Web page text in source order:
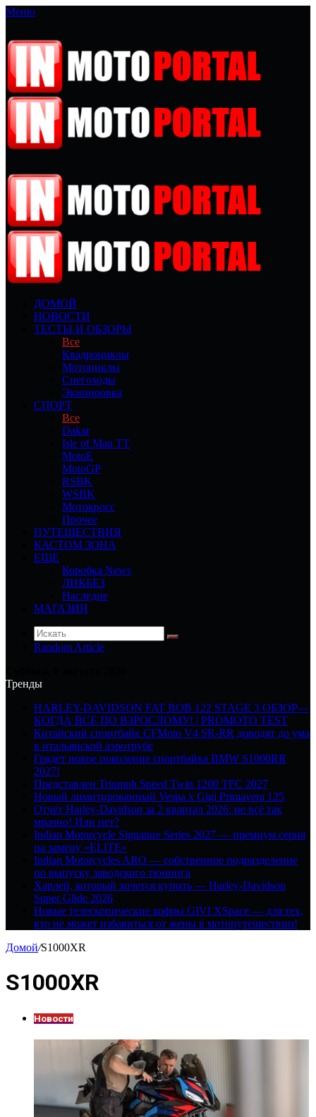
Меню
ДОМОЙ
НОВОСТИ
ТЕСТЫ И ОБЗОРЫ
Все
Квадроциклы
Мотоциклы
Снегоходы
Экипировка
СПОРТ
Все
Dakar
Isle of Man TT
MotoE
MotoGP
RSBK
WSBK
Мотокросс
Прочее
ПУТЕШЕСТВИЯ
КАСТОМ ЗОНА
ЕЩЕ
Коробка News
ЛИКБЕЗ
Наследие
МАГАЗИН
Random Article
Тренды
HARLEY-DAVIDSON FAT BOB 122 STAGE 3 ОБЗОР—
КОГДА ВСЕ ПО ВЗРОСЛОМУ! | PROMOTO TEST
Китайский спортбайк CFMoto V4 SR-RR доводят до ума
в итальянской аэротрубе
Грядет новое поколение спортбайка BMW S1000RR
2027!
Представлен Triumph Speed Twin 1200 TFC 2027
Новый лимитированный Vespa x Gigi Primavera 125
Отчёт Harley-Davidson за 2 квартал 2026: не всё так
мрачно! Или нет?
Indian Motorcycle Signature Series 2027 — премиум серия
на замену «ELITE»
Indian Motorcycles ARO — собственное подразделение
по выпуску заводского тюнинга
Харлей, который хочется купить — Harley-Davidson
Super Glide 2026
Новые телескопические кофры GIVI XSpace — для тех,
кто не может избавиться от жены в мотопутешествии!
Домой/S1000XR
S1000XR
Новости